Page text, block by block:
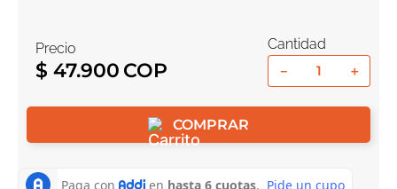
Precio
$ 47.900
Cantidad
＋
－
COMPRAR